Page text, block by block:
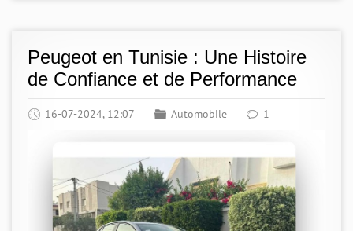
Peugeot en Tunisie : Une Histoire
de Confiance et de Performance
16-07-2024, 12:07 Automobile 1